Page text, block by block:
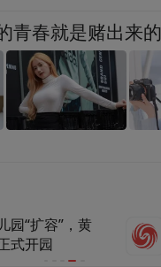
青春就是赌出来的